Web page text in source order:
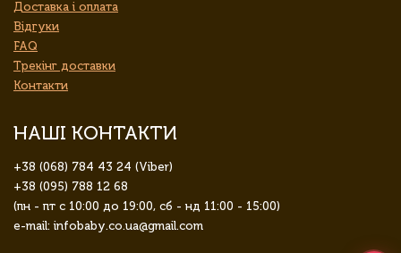
Доставка і оплата
Відгуки
FAQ
Трекінг доставки
Контакти
НАШІ КОНТАКТИ
+38 (068) 784 43 24 (Viber)
+38 (095) 788 12 68
(пн - пт с 10:00 до 19:00, сб - нд 11:00 - 15:00)
e-mail: infobaby.co.ua@gmail.com